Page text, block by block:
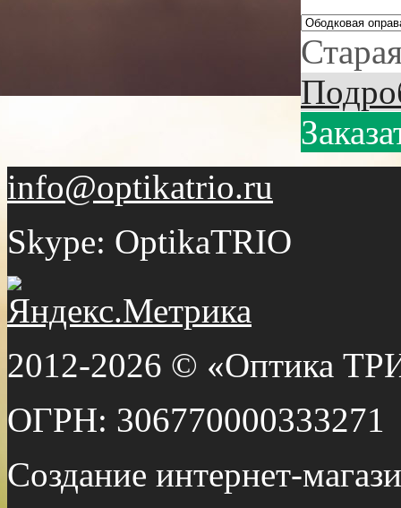
info@optikatrio.ru
Skype: OptikaTRIO
2012-2026 © «Оптика
ОГРН: 306770000333271
Создание интернет-